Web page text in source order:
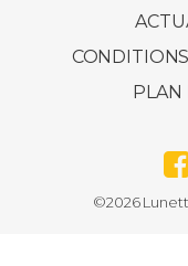
Géométrique
Homme
Femme
Couleur de la monture
PLAN
©2026